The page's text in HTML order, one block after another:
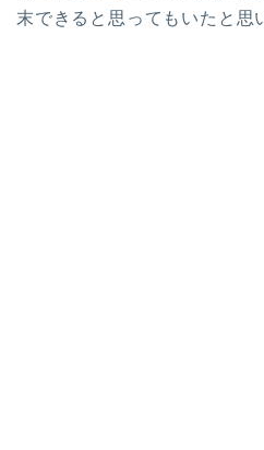
末できると思ってもいたと思